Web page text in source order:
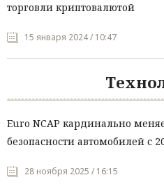
торговли криптовалютой
15 января 2024 / 10:47
Euro NCAP кардинально
безопасности автомобилей с
28 ноября 2025 / 16:15